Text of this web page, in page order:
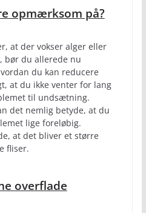
opmærksom på?
at der vokser alger eller
bør du allerede nu
du kan reducere
at du ikke venter for lang
til undsætning.
det nemlig betyde, at du
lige foreløbig.
at det bliver et større
fliser.
overflade